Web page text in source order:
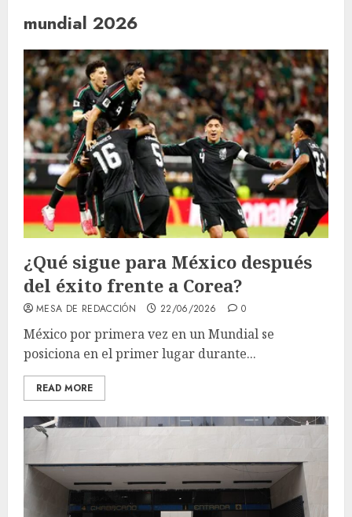
mundial 2026
¿Qué sigue para México después
del éxito frente a Corea?
MESA DE REDACCIÓN 22/06/2026 0
México por primera vez en un Mundial se
posiciona en el primer lugar durante...
READ MORE